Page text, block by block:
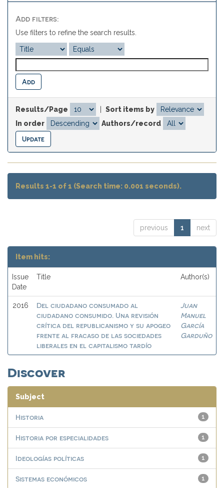
Add filters:
Use filters to refine the search results.
Results/Page
Sort items by
In order
Authors/record
Results 1-1 of 1 (Search time: 0.001 seconds).
previous 1 next
Item hits:
Issue
Date
Title Author(s)
2016
Del ciudadano consumado al
ciudadano consumido. Una revisión
crítica del republicanismo y su apogeo
frente al fracaso de las sociedades
liberales en el capitalismo tardío
Juan
Manuel
García
Garduño
Discover
Subject
1
Historia
1
Historia por especialidades
1
Ideologías políticas
1
Sistemas económicos